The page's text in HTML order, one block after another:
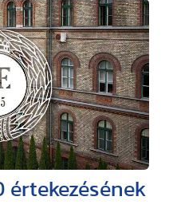
értekezésének